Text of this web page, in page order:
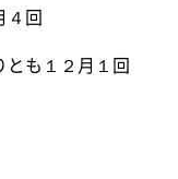
４回
とも１２月１回